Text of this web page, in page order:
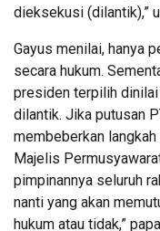
dieksekusi (dilantik),”
Gayus menilai, hanya
secara hukum.
presiden terpilih
dilantik. Jika putusan
membeberkan
Majelis
pimpinannya seluruh
nanti yang akan
hukum atau tidak,”